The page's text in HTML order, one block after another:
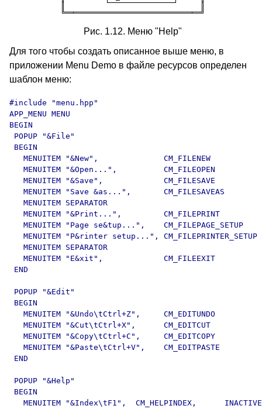
Рис. 1.12. Меню "Help"
Для того чтобы создать описанное выше меню, в
приложении Menu Demo в файле ресурсов определен
шаблон меню:
#include "menu.hpp"
APP_MENU MENU
BEGIN
POPUP "&File"
BEGIN
   MENUITEM "&New",              CM_FILENEW
   MENUITEM "&Open...",          CM_FILEOPEN
   MENUITEM "&Save",             CM_FILESAVE
   MENUITEM "Save &as...",       CM_FILESAVEAS
   MENUITEM SEPARATOR
   MENUITEM "&Print...",         CM_FILEPRINT
   MENUITEM "Page se&tup...",    CM_FILEPAGE_SETUP
   MENUITEM "P&rinter setup...", CM_FILEPRINTER_SETUP
   MENUITEM SEPARATOR
   MENUITEM "E&xit",             CM_FILEEXIT
END
POPUP "&Edit"
BEGIN
   MENUITEM "&Undo\tCtrl+Z",     CM_EDITUNDO
   MENUITEM "&Cut\tCtrl+X",      CM_EDITCUT
   MENUITEM "&Copy\tCtrl+C",     CM_EDITCOPY
   MENUITEM "&Paste\tCtrl+V",    CM_EDITPASTE
END
POPUP "&Help"
BEGIN
   MENUITEM "&Index\tF1",  CM_HELPINDEX,      INACTIVE